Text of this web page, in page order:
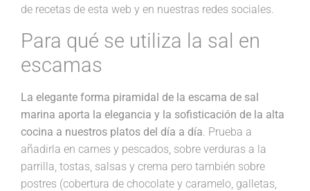
de recetas de esta web y en nuestras redes sociales.
Para qué se utiliza la sal en
escamas
La elegante forma piramidal de la escama de sal
marina aporta la elegancia y la sofisticación de la alta
cocina a nuestros platos del día a día. Prueba a
añadirla en carnes y pescados, sobre verduras a la
parrilla, tostas, salsas y crema pero también sobre
postres (cobertura de chocolate y caramelo, galletas,